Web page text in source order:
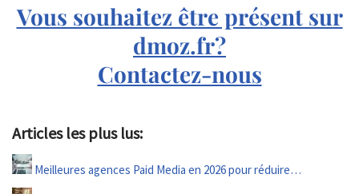
Vous souhaitez être présent sur
dmoz.fr?
Contactez-nous
Articles les plus lus:
Meilleures agences Paid Media en 2026 pour réduire…